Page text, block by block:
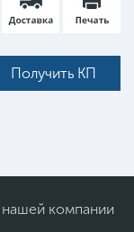
Получить КП
компании